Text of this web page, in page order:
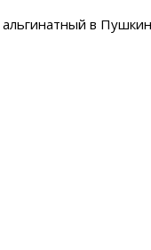
альгинатный в